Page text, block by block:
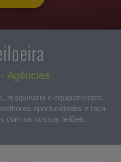
Agências
maquinaria e equipamentos.
oportunidades e faça
com os nossos leilões.